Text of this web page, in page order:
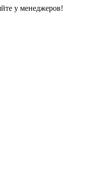
у менеджеров!